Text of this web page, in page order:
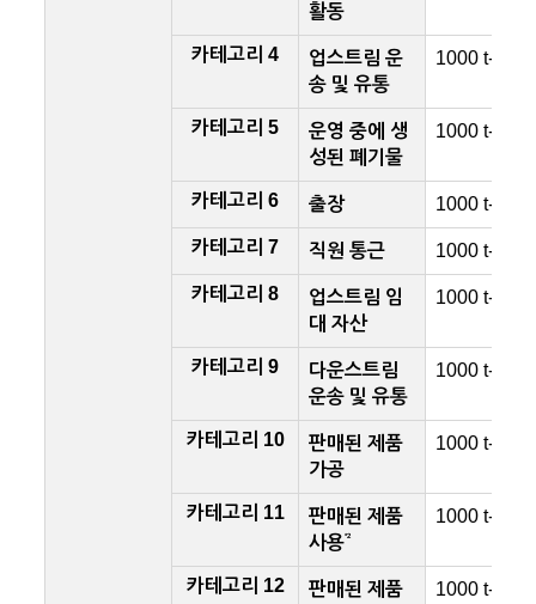
활동
카테고리 4
업스트림 운
송 및 유통
1000 t-CO
카테고리 5
운영 중에 생
성된 폐기물
1000 t-CO
카테고리 6 출장 1000 t-CO
카테고리 7 직원 통근 1000 t-CO
카테고리 8
업스트림 임
대 자산
1000 t-CO
카테고리 9
다운스트림
운송 및 유통
1000 t-CO
카테고리 10
판매된 제품
가공
1000 t-CO
카테고리 11
판매된 제품
사용*2
1000 t-CO
카테고리 12
판매된 제품
1000 t-CO